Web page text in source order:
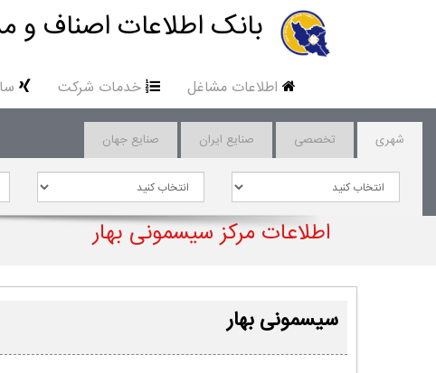
بانک اطلاعات اصناف و
اطلاعات مشاغل خدمات شرکت
شهری تخصصی صنایع ایران صنایع جهان
اطلاعات مرکز سیسمونی بهار
سیسمونی بهار